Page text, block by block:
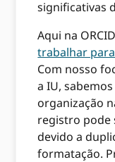
significativas
Aqui na
trabalhar
Com nosso
a IU,
organização
registro pode
devido a
formatação.